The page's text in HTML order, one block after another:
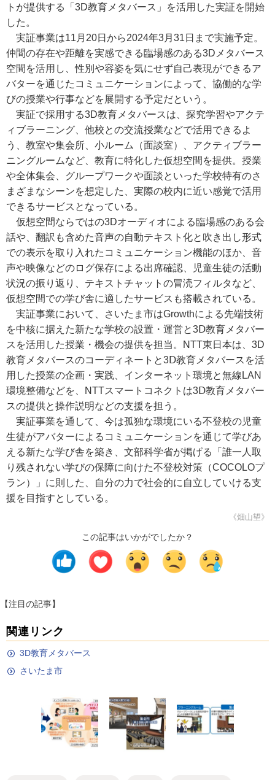
トが提供する「3D教育メタバース」を活用した実証を開始
した。
実証事業は11月20日から2024年3月31日まで実施予定。
仲間の存在や距離を実感できる臨場感のある3Dメタバース
空間を活用し、性別や容姿を気にせず自己表現ができるア
バターを通じたコミュニケーションによって、協働的な学
びの授業や行事などを展開する予定だという。
実証で採用する3D教育メタバースは、探究学習やアクテ
ィブラーニング、他校との交流授業などで活用できるよ
う、教室や集会所、小ルーム（面談室）、アクティブラー
ニングルームなど、教育に特化した仮想空間を提供。授業
や全体集会、グループワークや面談といった学校特有のさ
まざまなシーンを想定した、実際の校内に近い感覚で活用
できるサービスとなっている。
仮想空間ならではの3Dオーディオによる臨場感のある会
話や、翻訳も含めた音声の自動テキスト化と吹き出し形式
での表示を取り入れたコミュニケーション機能のほか、音
声や映像などのログ保存による出席確認、児童生徒の活動
状況の振り返り、テキストチャットの冒涜フィルタなど、
仮想空間での学び舎に適したサービスも搭載されている。
実証事業において、さいたま市はGrowthによる先端技術
を中核に据えた新たな学校の設置・運営と3Ⅾ教育メタバー
スを活用した授業・機会の提供を担当。NTT東日本は、3D
教育メタバースのコーディネートと3Ⅾ教育メタバースを活
用した授業の企画・実践、インターネット環境と無線LAN
環境整備などを、NTTスマートコネクトは3Ⅾ教育メタバー
スの提供と操作説明などの支援を担う。
実証事業を通して、今は孤独な環境にいる不登校の児童
生徒がアバターによるコミュニケーションを通じて学びあ
える新たな学び舎を築き、文部科学省が掲げる「誰一人取
り残されない学びの保障に向けた不登校対策（COCOLOプ
ラン）」に則した、自分の力で社会的に自立していける支
援を目指すとしている。
《畑山望》
この記事はいかがでしたか？
【注目の記事】
関連リンク
3D教育メタバース
さいたま市